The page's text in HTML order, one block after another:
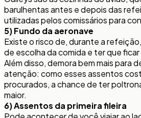
barulhentas antes e depois das
utilizadas pelos comissários para
5) Fundo da aeronave
Existe o risco de, durante a
de escolha da comida e ter que
Além disso, demora bem mais para
atenção: como esses assentos
procurados, a chance de ter
maior.
6) Assentos da primeira fileira